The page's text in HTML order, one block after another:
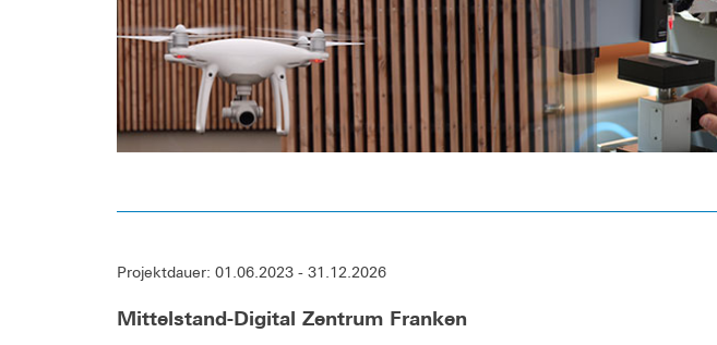
Projektdauer: 01.06.2023 - 31.12.2026
Mittelstand-Digital Zentrum Franken